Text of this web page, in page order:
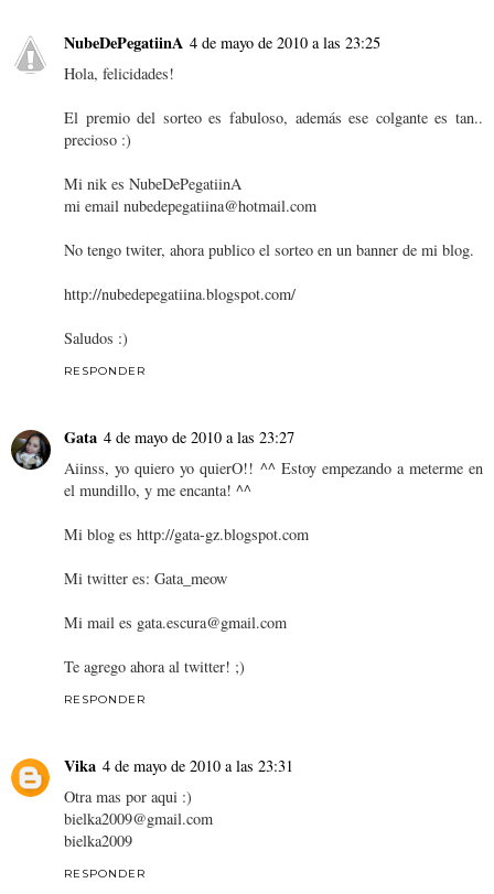
NubeDePegatiinA 4 de mayo de 2010 a las 23:25
Hola, felicidades!
El premio del sorteo es fabuloso, además ese colgante es tan..
precioso :)
Mi nik es NubeDePegatiinA
mi email nubedepegatiina@hotmail.com
No tengo twiter, ahora publico el sorteo en un banner de mi blog.
http://nubedepegatiina.blogspot.com/
Saludos :)
RESPONDER
Gata 4 de mayo de 2010 a las 23:27
Aiinss, yo quiero yo quierO!! ^^ Estoy empezando a meterme en
el mundillo, y me encanta! ^^
Mi blog es http://gata-gz.blogspot.com
Mi twitter es: Gata_meow
Mi mail es gata.escura@gmail.com
Te agrego ahora al twitter! ;)
RESPONDER
Vika 4 de mayo de 2010 a las 23:31
Otra mas por aqui :)
bielka2009@gmail.com
bielka2009
RESPONDER